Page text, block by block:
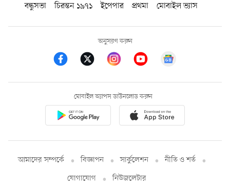
বন্ধুসভা
চিরন্তন ১৯৭১ ইপেপার প্রথমা মোবাইল ভ্যাস
অনুসরণ করুন
মোবাইল অ্যাপস ডাউনলোড করুন
আমাদের সম্পর্কে বিজ্ঞাপন সার্কুলেশন
নীতি ও শর্ত
যোগাযোগ
নিউজলেটার